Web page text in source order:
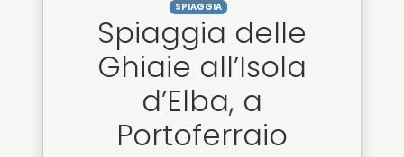
SPIAGGIA
Spiaggia delle
Ghiaie all’Isola
d’Elba, a
Portoferraio